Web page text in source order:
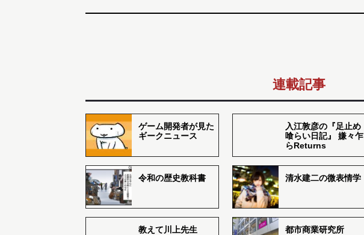
連載記事
ゲーム開発者が見た
ギークニュース
入江敦彦の『足止め
喰らい日記』 嫌々乍
らReturns
令和の歴史教科書 清水建二の微表情学
教えて川上先生 都市商業研究所